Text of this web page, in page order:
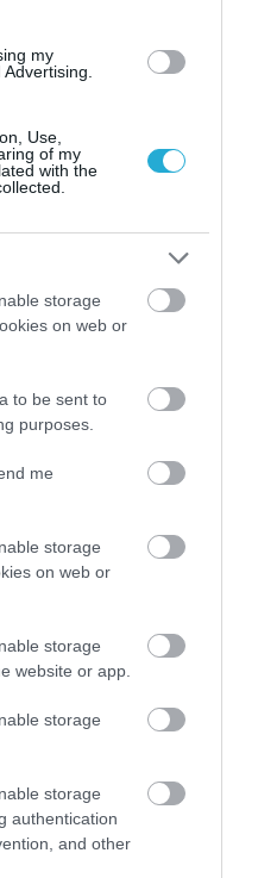
my
Use,
of my
with the
storage
on web or
to be sent to
purposes.
me
storage
on web or
storage
website or app.
storage
storage
authentication
and other
την κούραση;
περισσότερη
μπορεί να κρύβει